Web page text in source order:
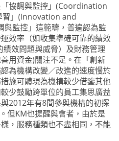
協調與監控」(Coordination
」(Innovation and
監控」這範疇，普遍認為監
效率（如收集準確可靠的績效
效問題與威脅）及財務管理
用資金)關注不足。在「創新
為機構改變／改進的速度慢於
施可體現為機構較少借鑒其他
少鼓勵跨單位的員工集思廣益
2012年有8間參與機構的初探
但KM也提醒與會者，由於是
，服務種類也不盡相同，不能